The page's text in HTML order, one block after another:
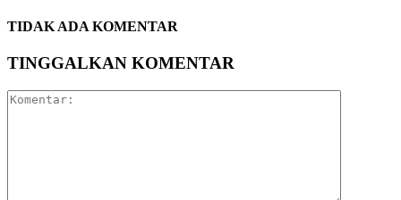
TIDAK ADA KOMENTAR
TINGGALKAN KOMENTAR